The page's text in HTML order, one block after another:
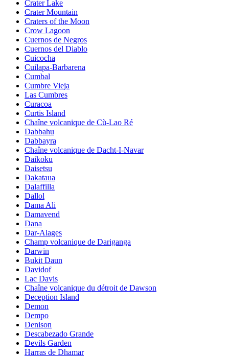
Crater Lake
Crater Mountain
Craters of the Moon
Crow Lagoon
Cuernos de Negros
Cuernos del Diablo
Cuicocha
Cuilapa-Barbarena
Cumbal
Cumbre Vieja
Las Cumbres
Curacoa
Curtis Island
Chaîne volcanique de Cù-Lao Ré
Dabbahu
Dabbayra
Chaîne volcanique de Dacht-I-Navar
Daikoku
Daisetsu
Dakataua
Dalaffilla
Dallol
Dama Ali
Damavend
Dana
Dar-Alages
Champ volcanique de Dariganga
Darwin
Bukit Daun
Davidof
Lac Davis
Chaîne volcanique du détroit de Dawson
Deception Island
Demon
Dempo
Denison
Descabezado Grande
Devils Garden
Harras de Dhamar